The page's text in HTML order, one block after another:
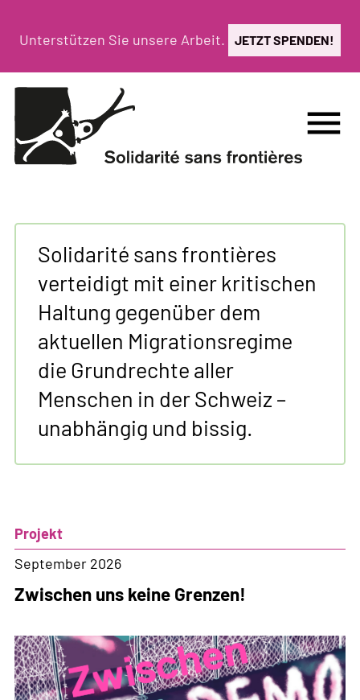
zumUnterstützen Sie unsere Arbeit. JETZT SPENDEN!
menu
Solidarité sans frontières
verteidigt mit einer kritischen
Haltung gegenüber dem
aktuellen Migrationsregime
die Grundrechte aller
Menschen in der Schweiz –
unabhängig und bissig.
Projekt
September 2026
Zwischen uns keine Grenzen!